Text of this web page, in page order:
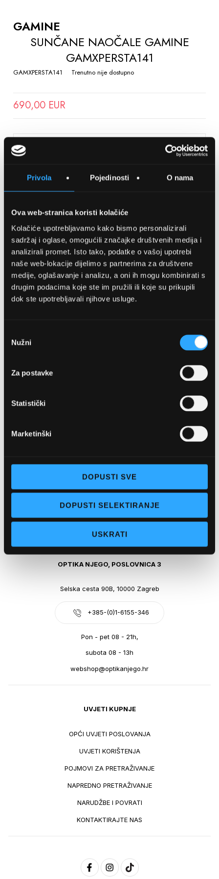
Privola Pojedinosti O nama
Ova web-stranica koristi kolačiće
Kolačiće upotrebljavamo kako bismo personalizirali
sadržaj i oglase, omogućili značajke društvenih medija i
analizirali promet. Isto tako, podatke o vašoj upotrebi
naše web-lokacije dijelimo s partnerima za društvene
medije, oglašavanje i analizu, a oni ih mogu kombinirati s
drugim podacima koje ste im pružili ili koje su prikupili
dok ste upotrebljavali njihove usluge.
pristanka
Nužni
Za postavke
Statistički
Marketinški
DOPUSTI SVE
DOPUSTI SELEKTIRANJE
USKRATI
THE
BEGINNING
GALLERY
GAMINE
SUNČANE NAOČALE GAMINE
GAMXPERSTA141
GAMXPERSTA141 Trenutno nije dostupno
690,00 EUR
SPREMITE NA LISTU ŽELJA
Detalji
OPTIKA NJEGO, POSLOVNICA 1
Pon - pet: 07 - 21h,
Sub: 07-21h
webshop@optikanjego.hr
OPTIKA NJEGO, POSLOVNICA 3
Selska cesta 90B, 10000 Zagreb
+385-(0)1-6155-346
Pon - pet 08 - 21h,
subota 08 - 13h
webshop@optikanjego.hr
UVJETI KUPNJE
OPĆI UVJETI POSLOVANJA
UVJETI KORIŠTENJA
POJMOVI ZA PRETRAŽIVANJE
NAPREDNO PRETRAŽIVANJE
NARUDŽBE I POVRATI
KONTAKTIRAJTE NAS